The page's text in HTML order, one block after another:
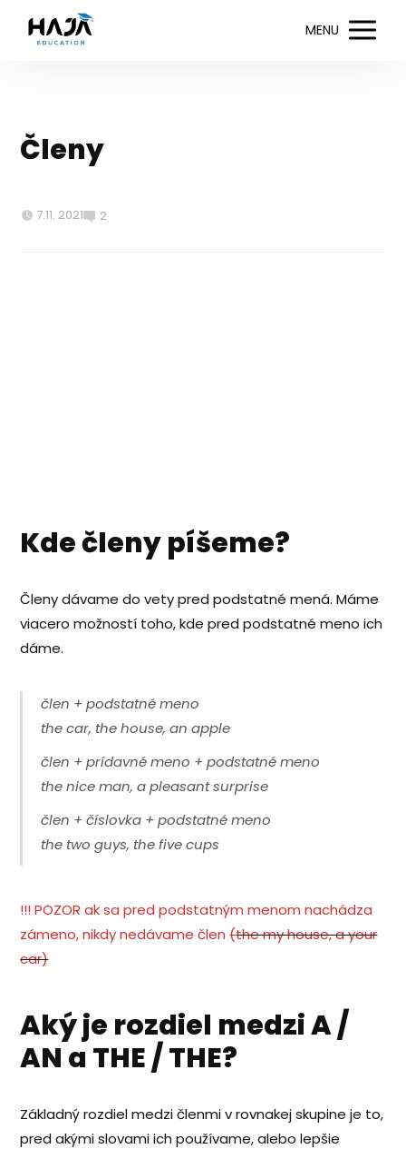
MENU
Členy
7.11. 2021 2
Kde členy píšeme?
Členy dávame do vety pred podstatné mená. Máme
viacero možností toho, kde pred podstatné meno ich
dáme.
člen + podstatné meno
the car, the house, an apple
člen + prídavné meno + podstatné meno
the nice man, a pleasant surprise
člen + číslovka + podstatné meno
the two guys, the five cups
!!! POZOR ak sa pred podstatným menom nachádza
zámeno, nikdy nedávame člen(the my house, a your
car)
Aký je rozdiel medzi A /
AN a THE / THE?
Základný rozdiel medzi členmi v rovnakej skupine je to,
pred akými slovami ich používame, alebo lepšie